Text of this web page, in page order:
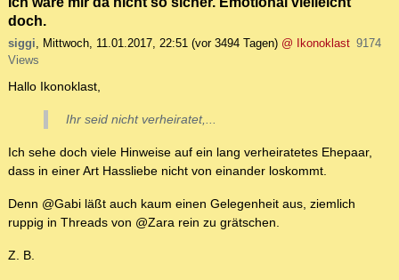
doch.
siggi, Mittwoch, 11.01.2017, 22:51 (vor 3494 Tagen) @ Ikonoklast 9174
Views
Hallo Ikonoklast,
Ihr seid nicht verheiratet,...
Ich sehe doch viele Hinweise auf ein lang verheiratetes Ehepaar,
dass in einer Art Hassliebe nicht von einander loskommt.
Denn @Gabi läßt auch kaum einen Gelegenheit aus, ziemlich
ruppig in Threads von @Zara rein zu grätschen.
Z. B.